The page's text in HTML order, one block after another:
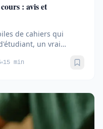
: avis et
de cahiers qui
un vrai
15 min